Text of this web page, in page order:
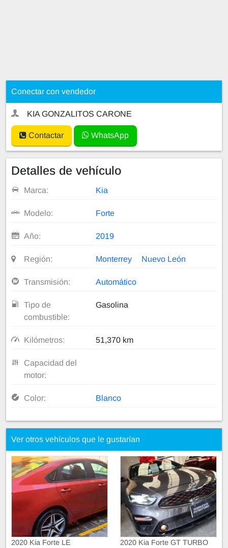
Conectar con vendedor
KIA GONZALITOS CARONE
Contactar WhatsApp
Detalles de vehículo
Marca: Kia
Modelo: Forte
Año: 2019
Región: Monterrey Nuevo León
Transmisión: Automático
Tipo de
combustible:
Gasolina
Kilómetros: 51,370 km
Capacidad del
motor:
Color: Blanco
Ver otros vehículos que le gustarían
2020 Kia Forte LE 2020 Kia Forte GT TURBO